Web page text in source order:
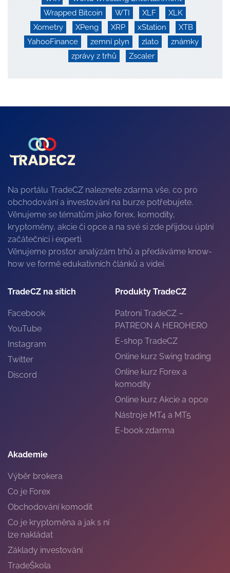
Wrapped Bitcoin
WTI XLF
XLK
Xometry
XPeng XRP xStation
XTB
YahooFinance
zemní plyn zlato
známky
zprávy z trhů
Zscaler
Na portálu TradeCZ naleznete zdarma vše, co pro
obchodování a investování na burze potřebujete.
Věnujeme se tématům jako forex, komodity,
kryptoměny, akcie či opce a na své si zde přijdou úplní
začátečníci i experti.
Věnujeme prostor analýzám trhů a předáváme know-
how ve formě edukativních článků a videí.
TradeCZ na sítích
Facebook
YouTube
Instagram
Twitter
Discord
Produkty TradeCZ
Patroni TradeCZ –
PATREON A HEROHERO
E-shop TradeCZ
Online kurz Swing trading
Online kurz Forex a
komodity
Online kurz Akcie a opce
Nástroje MT4 a MT5
E-book zdarma
Akademie
Výběr brokera
Co je Forex
Obchodování komodit
Co je kryptoměna a jak s ní
lze nakládat
Základy investování
TradeŠkola